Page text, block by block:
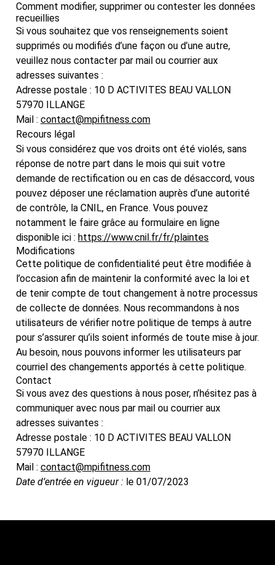
Comment modifier, supprimer ou contester les données
recueillies
Si vous souhaitez que vos renseignements soient
supprimés ou modifiés d’une façon ou d’une autre,
veuillez nous contacter par mail ou courrier aux
adresses suivantes :
Adresse postale : 10 D ACTIVITES BEAU VALLON
57970 ILLANGE
Mail : contact@mpifitness.com
Recours légal
Si vous considérez que vos droits ont été violés, sans
réponse de notre part dans le mois qui suit votre
demande de rectification ou en cas de désaccord, vous
pouvez déposer une réclamation auprès d’une autorité
de contrôle, la CNIL, en France. Vous pouvez
notamment le faire grâce au formulaire en ligne
disponible ici : https://www.cnil.fr/fr/plaintes
Modifications
Cette politique de confidentialité peut être modifiée à
l’occasion afin de maintenir la conformité avec la loi et
de tenir compte de tout changement à notre processus
de collecte de données. Nous recommandons à nos
utilisateurs de vérifier notre politique de temps à autre
pour s’assurer qu’ils soient informés de toute mise à jour.
Au besoin, nous pouvons informer les utilisateurs par
courriel des changements apportés à cette politique.
Contact
Si vous avez des questions à nous poser, n’hésitez pas à
communiquer avec nous par mail ou courrier aux
adresses suivantes :
Adresse postale : 10 D ACTIVITES BEAU VALLON
57970 ILLANGE
Mail : contact@mpifitness.com
Date d’entrée en vigueur : le 01/07/2023